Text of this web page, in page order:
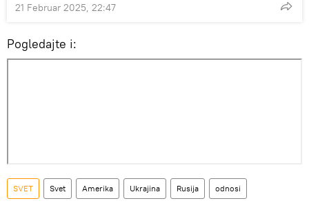
21 Februar 2025, 22:47
Pogledajte i:
SVET Svet Amerika Ukrajina Rusija odnosi